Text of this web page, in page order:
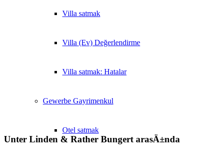
Villa satmak
Villa (Ev) Değerlendirme
Villa satmak: Hatalar
Gewerbe Gayrimenkul
Otel satmak
Unter Linden & Rather Bungert arasÄ±nda